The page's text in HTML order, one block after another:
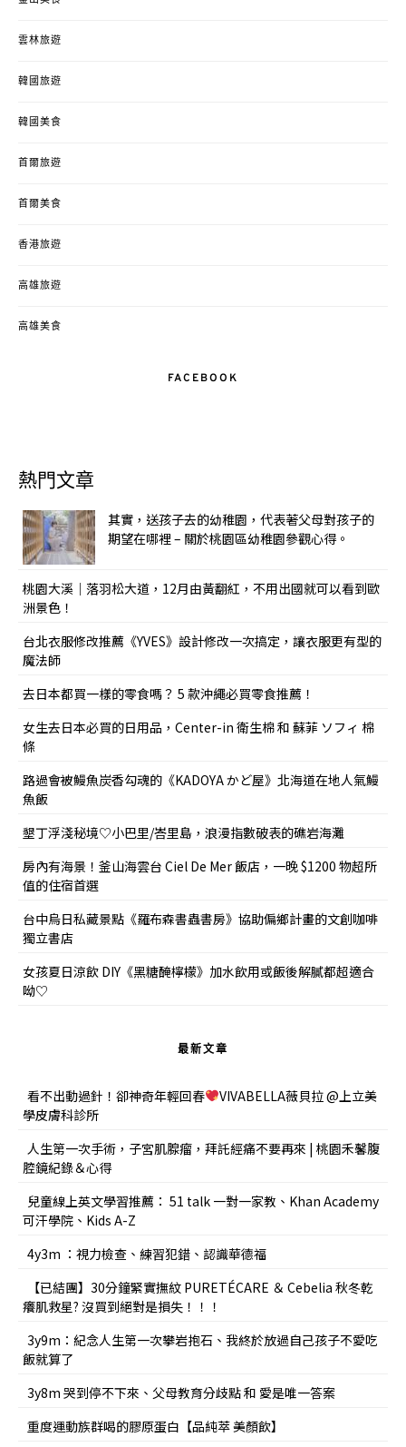
雲林旅遊
韓國旅遊
韓國美食
首爾旅遊
首爾美食
香港旅遊
高雄旅遊
高雄美食
FACEBOOK
熱門文章
其實，送孩子去的幼稚園，代表著父母對孩子的
期望在哪裡 – 關於桃園區幼稚園參觀心得。
桃園大溪｜落羽松大道，12月由黃翻紅，不用出國就可以看到歐
洲景色！
台北衣服修改推薦《YVES》設計修改一次搞定，讓衣服更有型的
魔法師
去日本都買一樣的零食嗎？ 5 款沖繩必買零食推薦！
女生去日本必買的日用品，Center-in 衛生棉 和 蘇菲 ソフィ 棉
條
路過會被鰻魚炭香勾魂的《KADOYA かど屋》北海道在地人氣鰻
魚飯
墾丁浮淺秘境♡小巴里/峇里島，浪漫指數破表的礁岩海灘
房內有海景！釜山海雲台 Ciel De Mer 飯店，一晚 $1200 物超所
值的住宿首選
台中烏日私藏景點《羅布森書蟲書房》協助偏鄉計畫的文創咖啡
獨立書店
女孩夏日涼飲 DIY《黑糖醃檸檬》加水飲用或飯後解膩都超適合
呦♡
最新文章
看不出動過針！卻神奇年輕回春
VIVABELLA薇貝拉 @上立美
學皮膚科診所
人生第一次手術，子宮肌腺瘤，拜託經痛不要再來 | 桃園禾馨腹
腔鏡紀錄＆心得
兒童線上英文學習推薦： 51 talk 一對一家教、Khan Academy
可汗學院、Kids A-Z
4y3m ：視力檢查、練習犯錯、認識華德福
【已結團】30分鐘緊實撫紋 PURETÉCARE ＆ Cebelia 秋冬乾
癢肌救星? 沒買到絕對是損失！！！
3y9m：紀念人生第一次攀岩抱石、我終於放過自己孩子不愛吃
飯就算了
3y8m 哭到停不下來、父母教育分歧點 和 愛是唯一答案
重度運動族群喝的膠原蛋白【品純萃 美顏飲】